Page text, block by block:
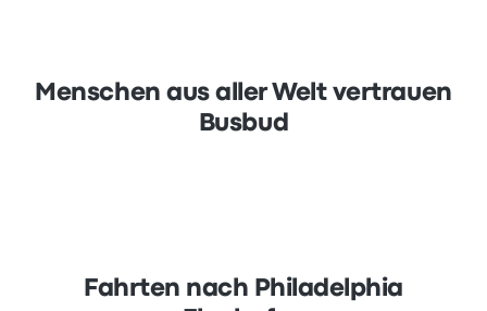
Menschen aus aller Welt vertrauen
Busbud
Fahrten nach Philadelphia